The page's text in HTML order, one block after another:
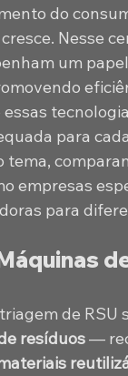
do
Nesse
um
essas
para
tema,
empresas
para
de
resíduos —